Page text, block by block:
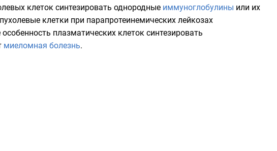
клеток синтезировать однородные иммуноглобулины или их
клетки при парапротеинемических лейкозах
плазматических клеток синтезировать
миеломная болезнь.